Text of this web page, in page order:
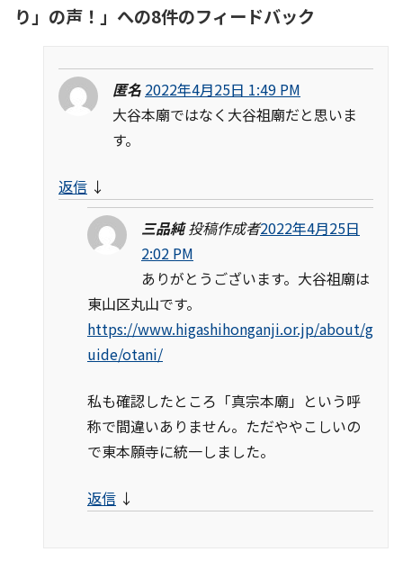
り」の声！ 」への8件のフィードバック
匿名 2022年4月25日 1:49 PM
大谷本廟ではなく大谷祖廟だと思いま
す。
返信 ↓
三品純 投稿作成者2022年4月25日
2:02 PM
ありがとうございます。大谷祖廟は
東山区丸山です。
https://www.higashihonganji.or.jp/about/g
uide/otani/
私も確認したところ「真宗本廟」という呼
称で間違いありません。ただややこしいの
で東本願寺に統一しました。
返信 ↓